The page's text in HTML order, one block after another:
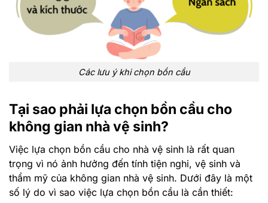
Các lưu ý khi chọn bồn cầu
Tại sao phải lựa chọn bồn cầu cho
không gian nhà vệ sinh?
Việc lựa chọn bồn cầu cho nhà vệ sinh là rất quan
trọng vì nó ảnh hưởng đến tính tiện nghi, vệ sinh và
thẩm mỹ của không gian nhà vệ sinh. Dưới đây là một
số lý do vì sao việc lựa chọn bồn cầu là cần thiết: